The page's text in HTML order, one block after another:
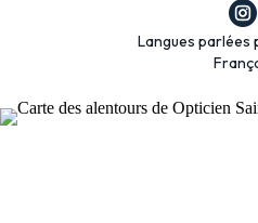
Langues parlées